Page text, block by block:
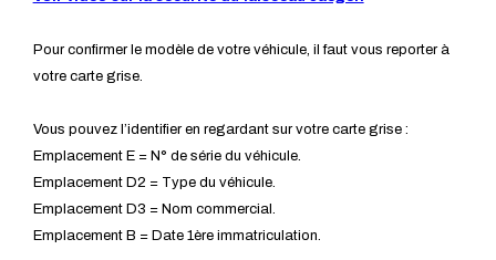
Pour confirmer le modèle de votre véhicule, il faut vous reporter à
votre carte grise.
Vous pouvez l’identifier en regardant sur votre carte grise :
Emplacement E = N° de série du véhicule.
Emplacement D2 = Type du véhicule.
Emplacement D3 = Nom commercial.
Emplacement B = Date 1ère immatriculation.